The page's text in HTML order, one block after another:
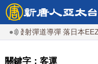
射彈道導彈 落日本EEZ外
關鍵字：客運